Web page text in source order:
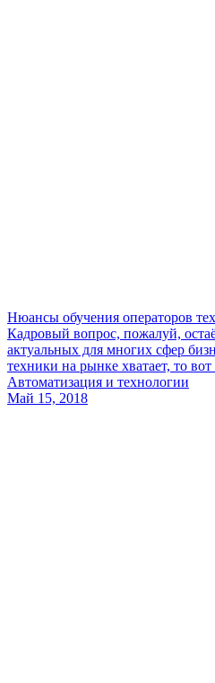
Нюансы обучения операторов
Кадровый вопрос, пожалуй,
актуальных для многих сфер
техники на рынке хватает, то
Автоматизация и технологии
Май 15, 2018